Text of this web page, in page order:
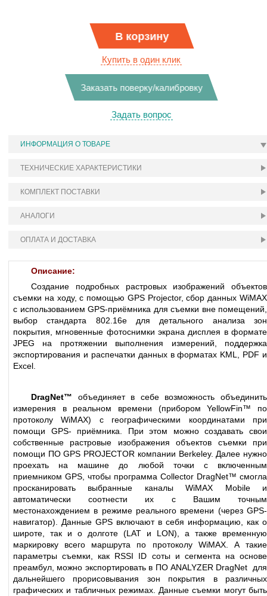
В корзину
Купить в один клик
Заказать поверку/калибровку
Задать вопрос
ИНФОРМАЦИЯ О ТОВАРЕ
ТЕХНИЧЕСКИЕ ХАРАКТЕРИСТИКИ
КОМПЛЕКТ ПОСТАВКИ
АНАЛОГИ
ОПЛАТА И ДОСТАВКА
Описание:
Создание подробных растровых изображений объектов
съемки на ходу, с помощью GPS Projector, сбор данных WiMAX
с использованием GPS-приёмника для съемки вне помещений,
выбор стандарта 802.16e для детального анализа зон
покрытия, мгновенные фотоснимки экрана дисплея в формате
JPEG на протяжении выполнения измерений, поддержка
экспортирования и распечатки данных в форматах KML, PDF и
Excel.
DragNet™ объединяет в себе возможность объединить
измерения в реальном времени (прибором YellowFin™ по
протоколу WiMAX) с географическими координатами при
помощи GPS- приёмника. При этом можно создавать свои
собственные растровые изображения объектов съемки при
помощи ПО GPS PROJECTOR компании Berkeley. Далее нужно
проехать на машине до любой точки с включенным
приемником GPS, чтобы программа Collector DragNet™ смогла
просканировать выбранные каналы WiMAX Mobile и
автоматически соотнести их с Вашим точным
местонахождением в режиме реального времени (через GPS-
навигатор). Данные GPS включают в себя информацию, как о
широте, так и о долготе (LAT и LON), а также временную
маркировку всего маршрута по протоколу WiMAX. А такие
параметры съемки, как RSSI ID соты и сегмента на основе
преамбул, можно экспортировать в ПО ANALYZER DragNet для
дальнейшего прорисовывания зон покрытия в различных
графических и табличных режимах. Данные съемки могут быть